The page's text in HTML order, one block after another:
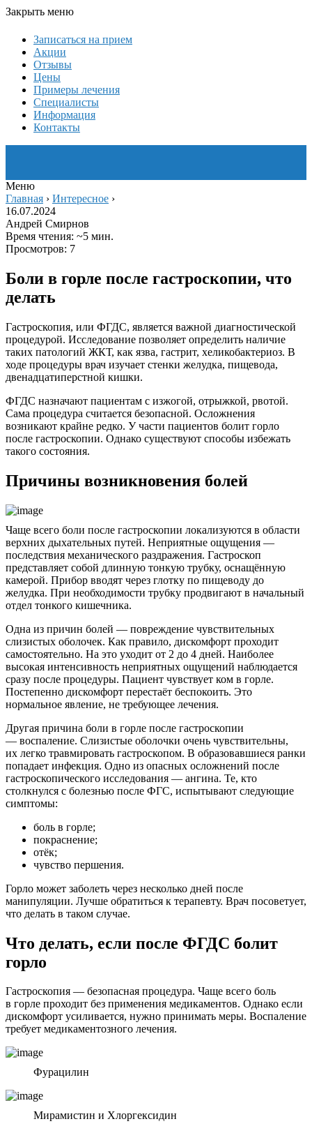
Закрыть меню
Записаться на прием
Акции
Отзывы
Цены
Примеры лечения
Специалисты
Информация
Контакты
Меню
Главная › Интересное ›
16.07.2024
Андрей Смирнов
Время чтения: ~5 мин.
Просмотров: 7
Боли в горле после гастроскопии, что
делать
Гастроскопия, или ФГДС, является важной диагностической
процедурой. Исследование позволяет определить наличие
таких патологий ЖКТ, как язва, гастрит, хеликобактериоз. В
ходе процедуры врач изучает стенки желудка, пищевода,
двенадцатиперстной кишки.
ФГДС назначают пациентам с изжогой, отрыжкой, рвотой.
Сама процедура считается безопасной. Осложнения
возникают крайне редко. У части пациентов болит горло
после гастроскопии. Однако существуют способы избежать
такого состояния.
Причины возникновения болей
Чаще всего боли после гастроскопии локализуются в области
верхних дыхательных путей. Неприятные ощущения —
последствия механического раздражения. Гастроскоп
представляет собой длинную тонкую трубку, оснащённую
камерой. Прибор вводят через глотку по пищеводу до
желудка. При необходимости трубку продвигают в начальный
отдел тонкого кишечника.
Одна из причин болей — повреждение чувствительных
слизистых оболочек. Как правило, дискомфорт проходит
самостоятельно. На это уходит от 2 до 4 дней. Наиболее
высокая интенсивность неприятных ощущений наблюдается
сразу после процедуры. Пациент чувствует ком в горле.
Постепенно дискомфорт перестаёт беспокоить. Это
нормальное явление, не требующее лечения.
Другая причина боли в горле после гастроскопии
— воспаление. Слизистые оболочки очень чувствительны,
их легко травмировать гастроскопом. В образовавшиеся ранки
попадает инфекция. Одно из опасных осложнений после
гастроскопического исследования — ангина. Те, кто
столкнулся с болезнью после ФГС, испытывают следующие
симптомы:
боль в горле;
покраснение;
отёк;
чувство першения.
Горло может заболеть через несколько дней после
манипуляции. Лучше обратиться к терапевту. Врач посоветует,
что делать в таком случае.
Что делать, если после ФГДС болит
горло
Гастроскопия — безопасная процедура. Чаще всего боль
в горле проходит без применения медикаментов. Однако если
дискомфорт усиливается, нужно принимать меры. Воспаление
требует медикаментозного лечения.
Фурацилин
Мирамистин и Хлоргексидин